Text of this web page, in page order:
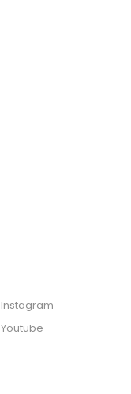
Instagram
Youtube